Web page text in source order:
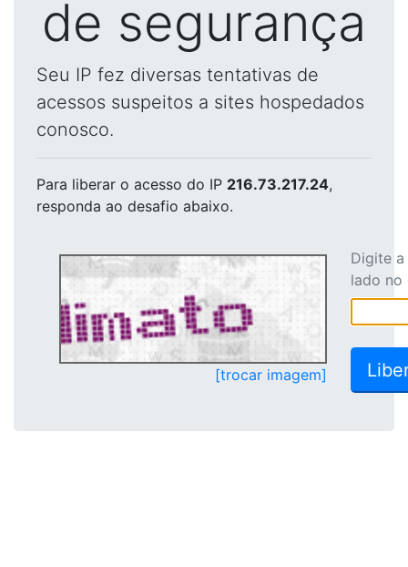
de segurança
Seu IP fez diversas tentativas de
acessos suspeitos a sites hospedados
conosco.
Para liberar o acesso do IP 216.73.217.24,
responda ao desafio abaixo.
[trocar imagem]
Digite
lado no